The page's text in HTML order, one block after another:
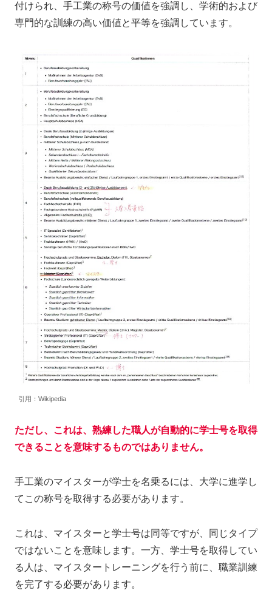
付けられ、手工業の称号の価値を強調し、学術的および
専門的な訓練の高い価値と平等を強調しています。
引用：Wikipedia
ただし、これは、熟練した職人が自動的に学士号を取得
できることを意味するものではありません。
手工業のマイスターが学士を名乗るには、大学に進学し
てこの称号を取得する必要があります。
これは、マイスターと学士号は同等ですが、同じタイプ
ではないことを意味します。一方、学士号を取得してい
る人は、マイスタートレーニングを行う前に、職業訓練
を完了する必要があります。